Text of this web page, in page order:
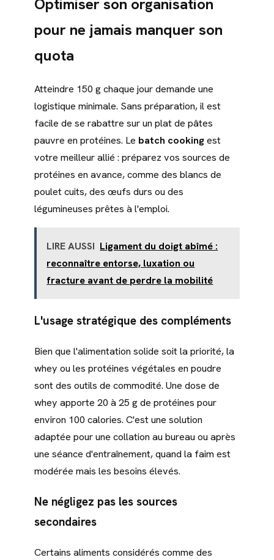
Optimiser son organisation
pour ne jamais manquer son
quota
Atteindre 150 g chaque jour demande une
logistique minimale. Sans préparation, il est
facile de se rabattre sur un plat de pâtes
pauvre en protéines. Le batch cookingest
votre meilleur allié : préparez vos sources de
protéines en avance, comme des blancs de
poulet cuits, des œufs durs ou des
légumineuses prêtes à l'emploi.
LIRE AUSSI Ligament du doigt abîmé :
reconnaître entorse, luxation ou
fracture avant de perdre la mobilité
L'usage stratégique des compléments
Bien que l'alimentation solide soit la priorité, la
whey ou les protéines végétales en poudre
sont des outils de commodité. Une dose de
whey apporte 20 à 25 g de protéines pour
environ 100 calories. C'est une solution
adaptée pour une collation au bureau ou après
une séance d'entraînement, quand la faim est
modérée mais les besoins élevés.
Ne négligez pas les sources
secondaires
Certains aliments considérés comme des